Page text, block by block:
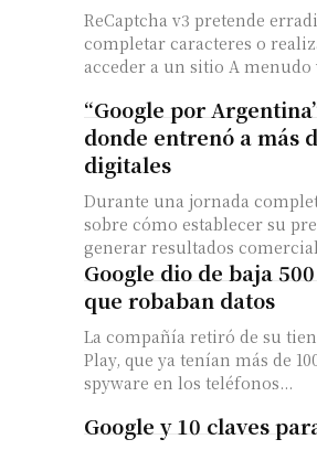
ReCaptcha v3 pretende
completar caracteres o
acceder a un
“Google por
donde entrenó a más
digitales
Durante una jornada
sobre cómo establecer su
generar resultados
Google dio de baja
que robaban datos
La compañía retiró de su
Play, que ya tenían más de
spyware en los teléfonos...
Google y 10 claves